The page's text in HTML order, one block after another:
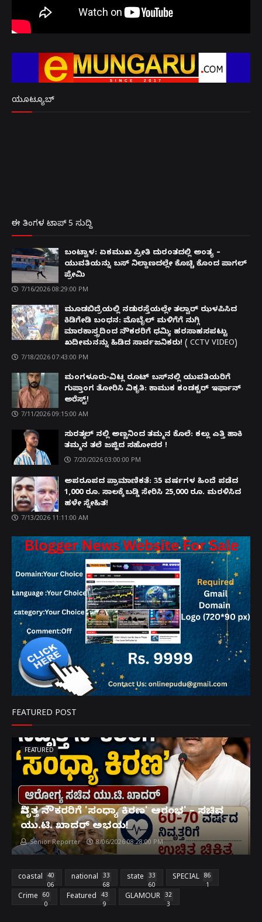
ಯೂಟ್ಯೂಬ್
ಈ ತಿಂಗಳ ಟಾಪ್ 5 ಸುದ್ದಿ
ಬಂಟ್ವಾಳ: ಏಕಮುಖ ಪ್ರೀತಿ ದುರಂತದಲ್ಲಿ ಅಂತ್ಯ –
ಯುವತಿಯನ್ನು ಬಸ್ ನಿಲ್ದಾಣದಲ್ಲೇ ಕೊಚ್ಚಿ ಕೊಂದ ಪಾಗಲ್
ಪ್ರೇಮಿ
7/16/2026 08:29:00 PM
ಮೂಡಬಿದ್ರೆಯಲ್ಲಿ ನಡುರಸ್ತೆಯಲ್ಲೇ ತಲ್ವಾರ್ ಝಳಪಿಸಿದ
ಕಿಡಿಗೇಡಿ ಬಂಧನ: ಮೊಬೈಲ್ ಮಳಿಗೆಗೆ ನುಗ್ಗಿ
ಮಾರಕಾಸ್ತ್ರದಿಂದ ನೌಕರರಿಗೆ ಧಮ್ಕಿ; ಹರಸಾಹಸಪಟ್ಟು
ಖದೀಮನನ್ನು ಹಿಡಿದ ಸಾರ್ವಜನಿಕರು! ( CCTV VIDEO)
7/18/2026 07:43:00 PM
ಮಂಗಳೂರು-ವಿಟ್ಲ ರೂಟ್ ಬಸ್‌ನಲ್ಲಿ ಯುವತಿಯರಿಗೆ
ಗುಪ್ತಾಂಗ ತೋರಿಸಿ ವಿಕೃತಿ: ಕಾಮುಕ ಕಂಡಕ್ಟರ್ ಇರ್ಫಾನ್
ಅರೆಸ್ಟ್!
7/11/2026 09:15:00 AM
ಸುರತ್ಕಲ್ ನಲ್ಲಿ ಅಣ್ಣನಿಂದ ತಮ್ಮನ ಕೊಲೆ: ಕಲ್ಲು ಎತ್ತಿ ಹಾಕಿ
ತಮ್ಮನ ತಲೆ ಜಜ್ಜಿದ ಸಹೋದರ !
7/20/2026 03:00:00 PM
ಅಪರೂಪದ ಪ್ರಾಮಾಣಿಕತೆ: 35 ವರ್ಷಗಳ ಹಿಂದೆ ಪಡೆದ
1,000 ರೂ. ಸಾಲಕ್ಕೆ ಬಡ್ಡಿ ಸೇರಿಸಿ 25,000 ರೂ. ಮರಳಿಸಿದ
ಹಳೇ ಸ್ನೇಹಿತ!
7/13/2026 11:11:00 AM
FEATURED POST
FEATURED
ನಿವೃತ್ತ ನೌಕರರಿಗೆ 'ಸಂಧ್ಯಾ ಕಿರಣ' ಆರಂಭ' – ಸಚಿವ
ಯು.ಟಿ. ಖಾದರ್ ಅಭಯ!
Senior Reporter 8/06/2026 08:28:00 PM
coastal
40
06
national
33
68
state
33
60
SPECIAL
86
1
Crime
60
0
Featured
43
9
GLAMOUR
32
3